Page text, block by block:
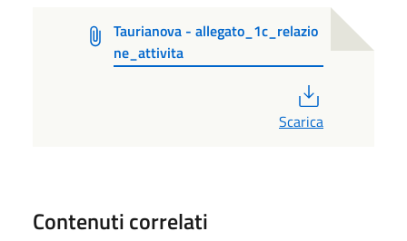
Taurianova - allegato_1c_relazio
ne_attivita
Scarica
Contenuti correlati